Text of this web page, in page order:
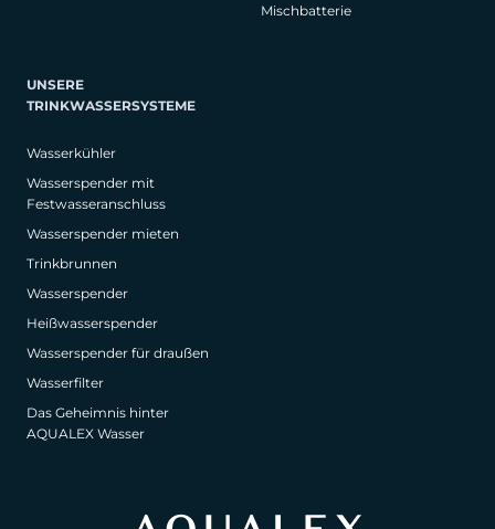
Mischbatterie
UNSERE
TRINKWASSERSYSTEME
Wasserkühler
Wasserspender mit
Festwasseranschluss
Wasserspender mieten
Trinkbrunnen
Wasserspender
Heißwasserspender
Wasserspender für draußen
Wasserfilter
Das Geheimnis hinter
AQUALEX Wasser